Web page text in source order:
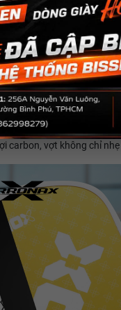
Pickleball
liệu sợi carbon, mang
carbon, vợt không chỉ